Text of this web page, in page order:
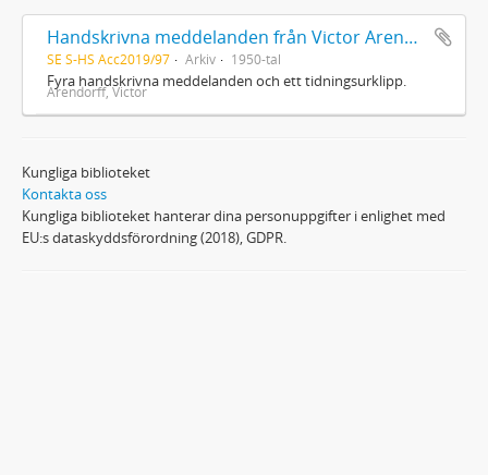
Handskrivna meddelanden från Victor Arendorff
SE S-HS Acc2019/97 Arkiv 1950-tal
Fyra handskrivna meddelanden och ett tidningsurklipp.
Arendorff, Victor
Kungliga biblioteket
Kontakta oss
Kungliga biblioteket hanterar dina personuppgifter i enlighet med
EU:s dataskyddsförordning (2018), GDPR.